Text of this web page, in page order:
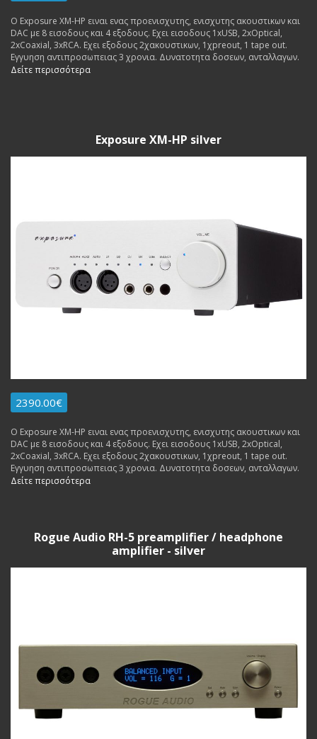
Ο Exposure XM-HP ειναι ενας προενισχυτης, ενισχυτης ακουστικων και
DAC με 8 εισοδους και 4 εξοδους. Εχει εισοδους 1xUSB, 2xOptical,
2xCoaxial, 3xRCA. Εχει εξοδους 2χακουστικων, 1χpreout, 1 tape out.
Εγγυηση αντιπροσωπειας 3 χρονια. Δυνατοτητα δοσεων, ανταλλαγων.
Δείτε περισσότερα
Exposure XM-HP silver
2390.00€
Ο Exposure XM-HP ειναι ενας προενισχυτης, ενισχυτης ακουστικων και
DAC με 8 εισοδους και 4 εξοδους. Εχει εισοδους 1xUSB, 2xOptical,
2xCoaxial, 3xRCA. Εχει εξοδους 2χακουστικων, 1χpreout, 1 tape out.
Εγγυηση αντιπροσωπειας 3 χρονια. Δυνατοτητα δοσεων, ανταλλαγων.
Δείτε περισσότερα
Rogue Audio RH-5 preamplifier / headphone
amplifier - silver